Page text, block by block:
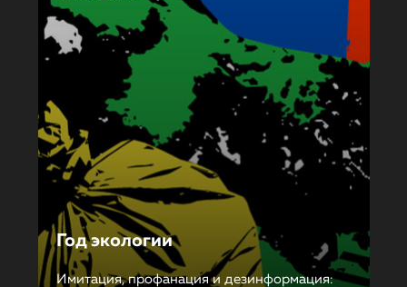
Год экологии
Имитация, профанация и дезинформация: